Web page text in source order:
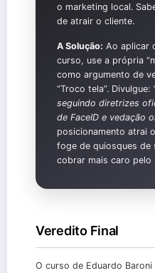
o marketing local.
de atrair o cliente.
A Solução: Ao aplicar
curso, use a própria
como argumento de
“Troco tela”. Divulgue:
seguindo diretrizes
de FaceID e vedação
posicionamento atrai
foge de quiosques de
cobrar mais caro pelo
Veredito Final
O curso de Eduardo